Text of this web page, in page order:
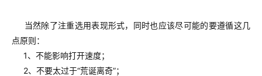
当然除了注重选用表现形式，同时也应该尽可能的要遵循这几
点原则：
1、不能影响打开速度；
2、不要太过于“荒诞离奇”；